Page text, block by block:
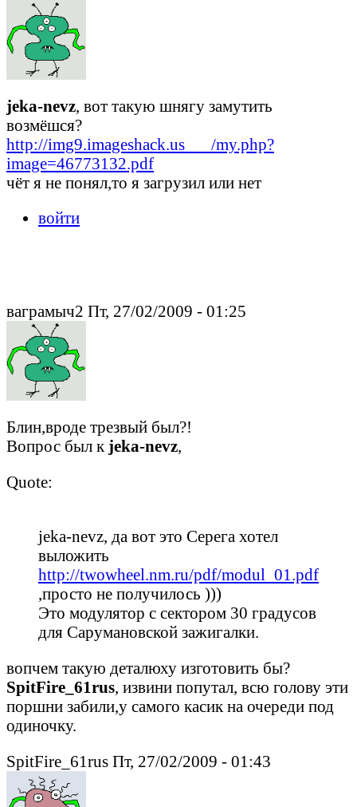
jeka-nevz , вот такую шнягу замутить
возмёшся?
http://img9.imageshack.us___/my.php?
image=46773132.pdf
чёт я не понял,то я загрузил или нет
войти
ваграмыч2 Пт, 27/02/2009 - 01:25
Блин,вроде трезвый был?!
Вопрос был к jeka-nevz,
Quote:
jeka-nevz, да вот это Серега хотел
выложить
http://twowheel.nm.ru/pdf/modul_01.pdf
,просто не получилось )))
Это модулятор с сектором 30 градусов
для Сарумановской зажигалки.
вопчем такую деталюху изготовить бы?
SpitFire_61rus, извини попутал, всю голову эти
поршни забили,у самого касик на очереди под
одиночку.
SpitFire_61rus Пт, 27/02/2009 - 01:43